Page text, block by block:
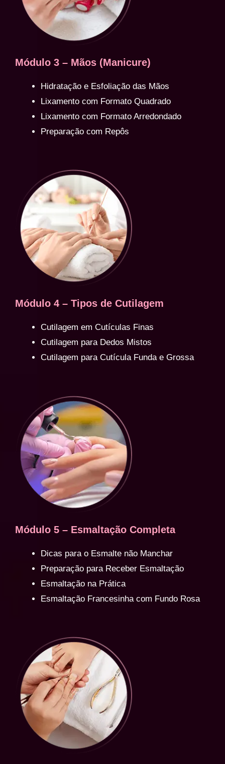
Módulo 3 – Mãos (Manicure)
Hidratação e Esfoliação das Mãos
Lixamento com Formato Quadrado
Lixamento com Formato Arredondado
Preparação com Repôs
Módulo 4 – Tipos de Cutilagem
Cutilagem em Cutículas Finas
Cutilagem para Dedos Mistos
Cutilagem para Cutícula Funda e Grossa
Módulo 5 – Esmaltação Completa
Dicas para o Esmalte não Manchar
Preparação para Receber Esmaltação
Esmaltação na Prática
Esmaltação Francesinha com Fundo Rosa